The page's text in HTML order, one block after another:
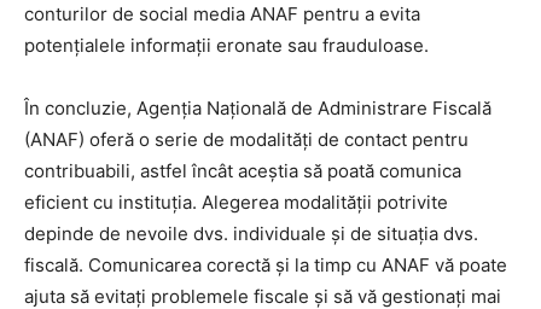
conturilor de social media ANAF pentru a evita
potențialele informații eronate sau frauduloase.
În concluzie, Agenția Națională de Administrare Fiscală
(ANAF) oferă o serie de modalități de contact pentru
contribuabili, astfel încât aceștia să poată comunica
eficient cu instituția. Alegerea modalității potrivite
depinde de nevoile dvs. individuale și de situația dvs.
fiscală. Comunicarea corectă și la timp cu ANAF vă poate
ajuta să evitați problemele fiscale și să vă gestionați mai